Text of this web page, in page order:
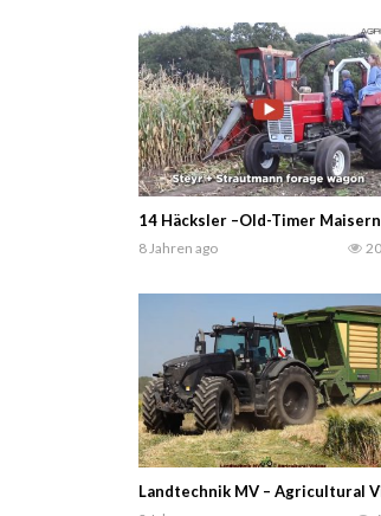
14 Häcksler –Old-Timer
8 Jahren ago
Landtechnik MV – Agricultural